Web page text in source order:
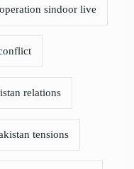
sindoor live
relations
tensions